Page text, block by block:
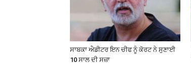
ਸਾਬਕਾ ਐਡੀਟਰ ਇਨ ਚੀਫ ਨੂੰ ਕੋਰਟ ਨੇ ਸੁਣਾਈ
10 ਸਾਲ ਦੀ ਸਜ਼ਾ